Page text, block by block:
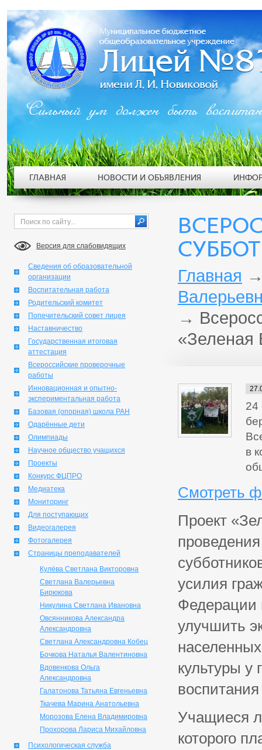
Версия для слабовидящих
Сведения об образовательной
организации
Воспитательная работа
Родительский комитет
Попечительский совет лицея
Наставничество
Государственная итоговая
аттестация
Всероссийские проверочные
работы
Инновационная и опытно-
экспериментальная работа
Базовая (опорная) школа РАН
Одарённые дети
Олимпиады
Научное общество учащихся
Проекты
Конкурс ФЦПРО
Медиатека
Мониторинг
Для поступающих
Видеогалерея
Фотогалерея
Страницы преподавателей
Кулёва Светлана Викторовна
Светлана Валерьевна
Бирюкова
Никулина Светлана Ивановна
Овсянникова Александра
Александровна
Светлана Александровна Кобец
Бочкова Наталья Валентиновна
Вдовенкова Ольга
Александровна
Галатонова Татьяна Евгеньевна
Ткачева Марина Анатольевна
Морозова Елена Владимировна
Прохорова Лариса Михайловна
Психологическая служба
Главная
→
«Зеленая
24
в
Смотреть
Проект
усилия
Федерации
улучшить
культуры у
Учащиеся
которого
Сильный ум должен быть
ГЛАВНАЯ НОВОСТИ И ОБЪЯВЛЕНИЯ